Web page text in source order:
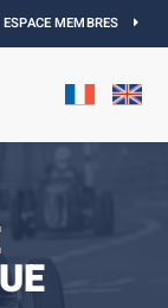
LES DATES SONT
ESPACE MEMBRES